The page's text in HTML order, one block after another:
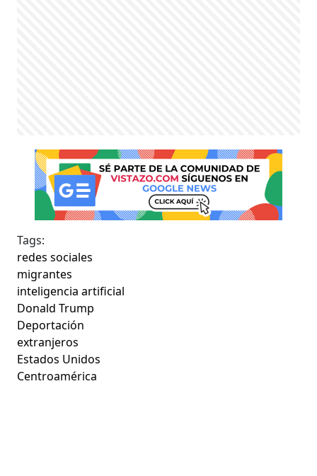
Tags:
redes sociales
migrantes
inteligencia artificial
Donald Trump
Deportación
extranjeros
Estados Unidos
Centroamérica